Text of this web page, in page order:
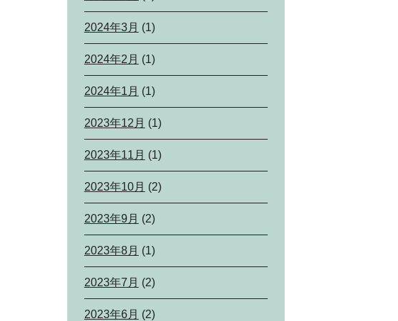
2024年3月 (1)
2024年2月 (1)
2024年1月 (1)
2023年12月 (1)
2023年11月 (1)
2023年10月 (2)
2023年9月 (2)
2023年8月 (1)
2023年7月 (2)
2023年6月 (2)